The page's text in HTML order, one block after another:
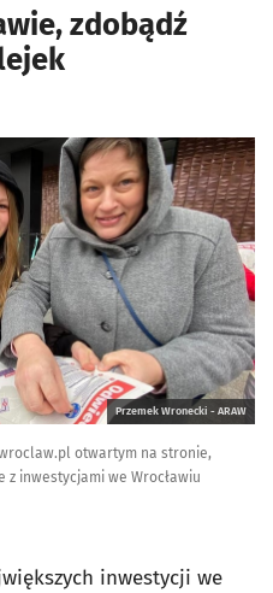
zdobądź
Przemek Wronecki - ARAW
otwartym na stronie,
z inwestycjami we Wrocławiu
inwestycji we